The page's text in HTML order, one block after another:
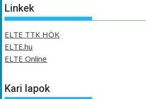
Linkek
ELTE TTK HÖK
ELTE.hu
ELTE Online
Kari lapok